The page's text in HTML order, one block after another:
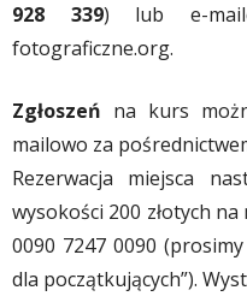
928 339) lub e-
fotograficzne.org.
Zgłoszeń na kurs
mailowo za
Rezerwacja miejsca
wysokości 200 złotych
0090 7247 0090
dla początkujących”).